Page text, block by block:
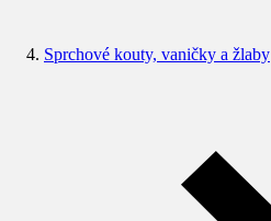
Sprchové kouty, vaničky a žlaby